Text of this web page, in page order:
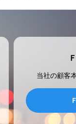
当社の顧客